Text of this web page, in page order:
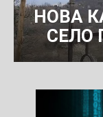
НОВА
СЕЛО